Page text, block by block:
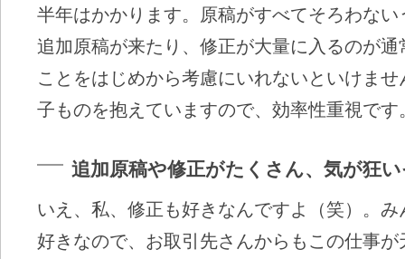
半年はかかります。原稿がすべてそろわな
追加原稿が来たり、修正が大量に入るのが
ことをはじめから考慮にいれないといけま
子ものを抱えていますので、効率性重視です
追加原稿や修正がたくさん、気が狂
いえ、私、修正も好きなんですよ（笑）。
好きなので、お取引先さんからもこの仕事